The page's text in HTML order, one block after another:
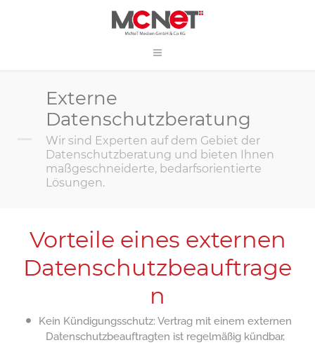
Externe
Datenschutzberatung
Wir sind Experten auf dem Gebiet der
Datenschutzberatung und bieten Ihnen
maßgeschneiderte, bedarfsorientierte
Lösungen.
Vorteile eines externen
Datenschutzbeauftrage
n
Kein Kündigungsschutz: Vertrag mit einem externen
Datenschutzbeauftragten ist regelmäßig kündbar,